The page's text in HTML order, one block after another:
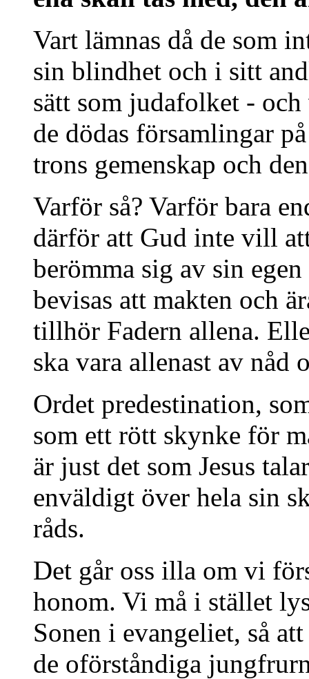
Vart lämnas då de som
sin blindhet och i sitt
sätt som judafolket -
de dödas församlingar
trons gemenskap och
Varför så? Varför bara
därför att Gud inte vill
berömma sig av sin
bevisas att makten och
tillhör Fadern allena.
ska vara allenast av nåd
Ordet predestination,
som ett rött skynke för
är just det som Jesus
enväldigt över hela sin
råds.
Det går oss illa om vi
honom. Vi må i stället
Sonen i evangeliet, så
de oförståndiga